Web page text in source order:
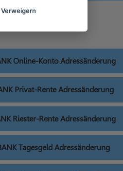
Online-Konto Adressänderung
Privat-Rente Adressänderung
Riester-Rente Adressänderung
Tagesgeld Adressänderung
Verweigern